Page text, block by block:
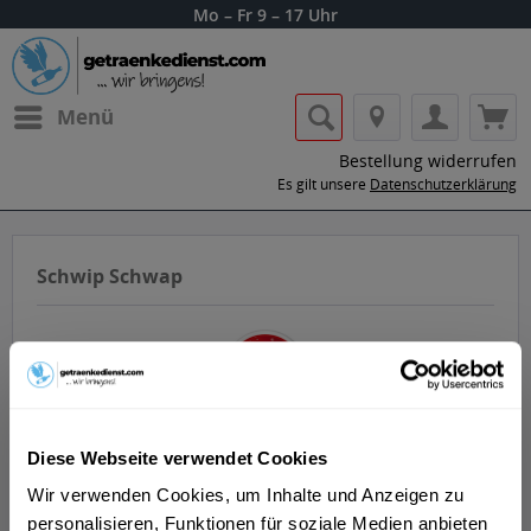
Diese Webseite verwendet Cookies
Wir verwenden Cookies, um Inhalte und Anzeigen zu
personalisieren, Funktionen für soziale Medien anbieten
Mo – Fr 9 – 17 Uhr
Menü
Bestellung widerrufen
Es gilt unsere Datenschutzerklärung
Schwip Schwap
Lass dir die Getränke von Schwip Schwap
nach Hause oder ins Büro liefern.